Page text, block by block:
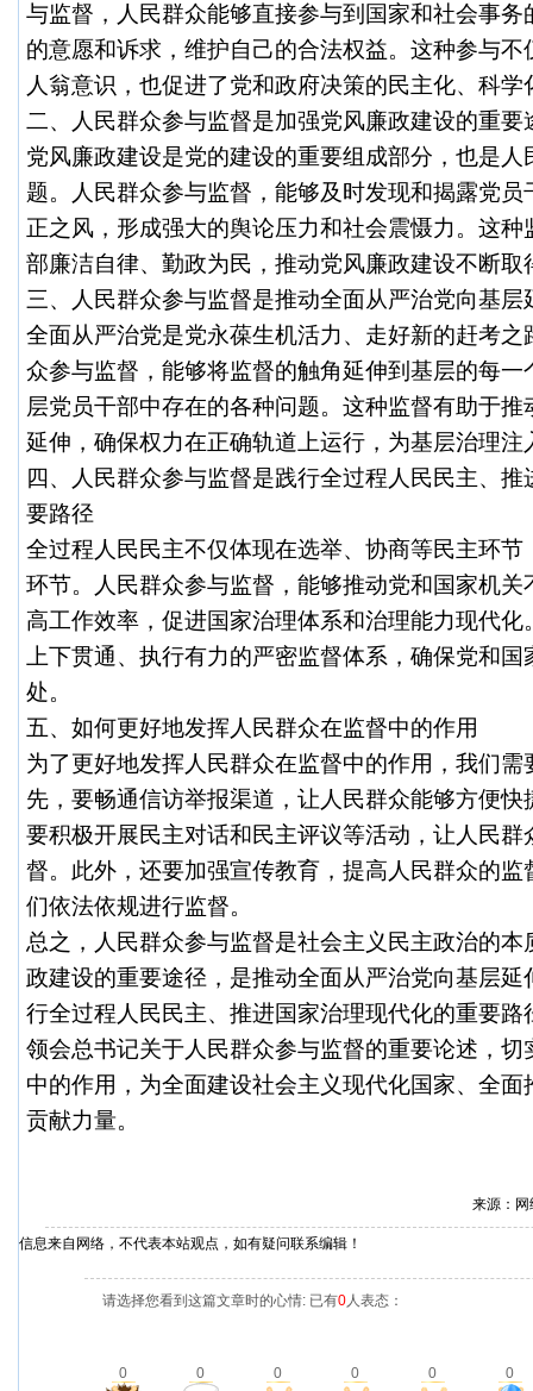
与监督，人民群众能够直接参与到国家和社会事务
的意愿和诉求，维护自己的合法权益。这种参与
人翁意识，也促进了党和政府决策的民主化、科
二、人民群众参与监督是加强党风廉政建设的重
党风廉政建设是党的建设的重要组成部分，也是人
题。人民群众参与监督，能够及时发现和揭露党
正之风，形成强大的舆论压力和社会震慑力。这
部廉洁自律、勤政为民，推动党风廉政建设不断
三、人民群众参与监督是推动全面从严治党向基
全面从严治党是党永葆生机活力、走好新的赶考之
众参与监督，能够将监督的触角延伸到基层的每一
层党员干部中存在的各种问题。这种监督有助于
延伸，确保权力在正确轨道上运行，为基层治理
四、人民群众参与监督是践行全过程人民民主、
要路径
全过程人民民主不仅体现在选举、协商等民主环节
环节。人民群众参与监督，能够推动党和国家机关
高工作效率，促进国家治理体系和治理能力现代化
上下贯通、执行有力的严密监督体系，确保党和
处。
五、如何更好地发挥人民群众在监督中的作用
为了更好地发挥人民群众在监督中的作用，我们
先，要畅通信访举报渠道，让人民群众能够方便
要积极开展民主对话和民主评议等活动，让人民群
督。此外，还要加强宣传教育，提高人民群众的监
们依法依规进行监督。
总之，人民群众参与监督是社会主义民主政治的
政建设的重要途径，是推动全面从严治党向基层延
行全过程人民民主、推进国家治理现代化的重要路
领会总书记关于人民群众参与监督的重要论述，切
中的作用，为全面建设社会主义现代化国家、全
贡献力量。
来源：
信息来自网络，不代表本站观点，如有疑问联系编辑！
请选择您看到这篇文章时的心情: 已有0人表态：
0 0 0 0 0 0